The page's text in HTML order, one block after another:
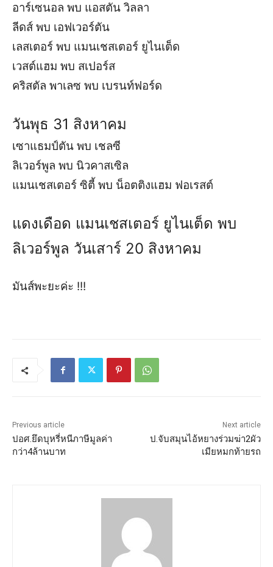
อาร์เซนอล พบ แอสตัน วิลลา
ลีดส์ พบ เอฟเวอร์ตัน
เลสเตอร์ พบ แมนเชสเตอร์ ยูไนเต็ด
เวสต์แฮม พบ สเปอร์ส
คริสตัล พาเลซ พบ เบรนท์ฟอร์ด
วันพุธ 31 สิงหาคม
เซาแธมป์ตัน พบ เชลซี
ลิเวอร์พูล พบ นิวคาสเซิล
แมนเชสเตอร์ ซิตี้ พบ น็อตติงแฮม ฟอเรสต์
แดงเดือด แมนเชสเตอร์ ยูไนเต็ด พบ
ลิเวอร์พูล วันเสาร์ 20 สิงหาคม
มันส์พะยะค่ะ !!!
Previous article
ปอศ.ยึดบุหรี่หนีภาษีมูลค่า
กว่า4ล้านบาท
Next article
ป.จับสมุนไอ้หยางร่วมฆ่า2ผัว
เมียหมกท้ายรถ